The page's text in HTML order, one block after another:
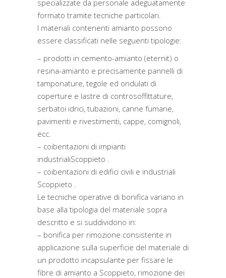
specializzate da personale adeguatamente
formato tramite tecniche particolari.
I materiali contenenti amianto possono
essere classificati nelle seguenti tipologie:
– prodotti in cemento-amianto (eternit) o
resina-amianto e precisamente pannelli di
tamponature, tegole ed ondulati di
coperture e lastre di controsoffittature,
serbatoi idrici, tubazioni, canne fumarie,
pavimenti e rivestimenti, cappe, comignoli,
ecc.
– coibentazioni di impianti
industrialiScoppieto .
– coibentazioni di edifici civili e industriali
Scoppieto .
Le tecniche operative di bonifica variano in
base alla tipologia del materiale sopra
descritto e si suddividono in:
– bonifica per rimozione consistente in
applicazione sulla superficie del materiale di
un prodotto incapsulante per fissare le
fibre di amianto a Scoppieto, rimozione dei